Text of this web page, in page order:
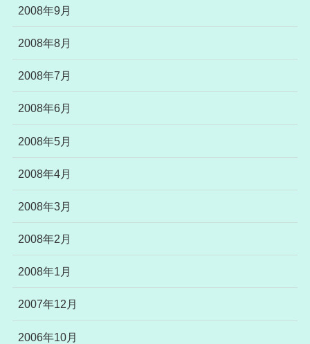
2008年9月
2008年8月
2008年7月
2008年6月
2008年5月
2008年4月
2008年3月
2008年2月
2008年1月
2007年12月
2006年10月